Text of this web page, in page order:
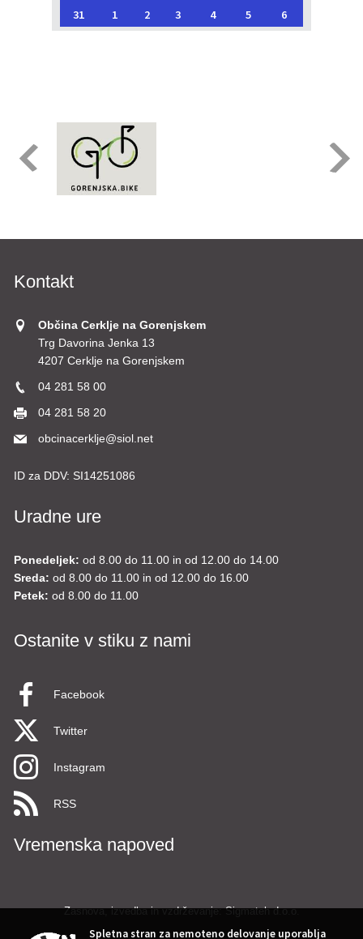
31
1 2 3 4 5 6
Kontakt
Občina Cerklje na Gorenjskem
Trg Davorina Jenka 13
4207 Cerklje na Gorenjskem
04 281 58 00
04 281 58 20
obcinacerklje@siol.net
ID za DDV: SI14251086
Uradne ure
Ponedeljek: od 8.00 do 11.00 in od 12.00 do 14.00
Sreda: od 8.00 do 11.00 in od 12.00 do 16.00
Petek: od 8.00 do 11.00
Ostanite v stiku z nami
Facebook
Twitter
Instagram
RSS
Vremenska napoved
Zasnova, izvedba in vzdrževanje: Sigmateh d.o.o.
Spletna stran za nemoteno delovanje uporablja